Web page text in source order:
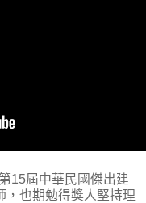
15屆中華民國傑出建
，也期勉得獎人堅持理